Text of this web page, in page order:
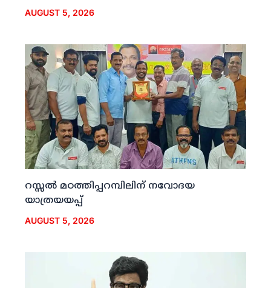
AUGUST 5, 2026
റസ്സല്‍ മഠത്തിപ്പറമ്പിലിന് നവോദയ
യാത്രയയപ്പ്
AUGUST 5, 2026